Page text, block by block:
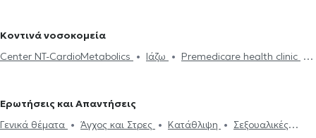
Κοντινά νοσοκομεία
Center NT-CardioMetabolics
Ιάζω
Premedicare health clinic
Ερωτήσεις και Απαντήσεις
Γενικά θέματα
Άγχος και Στρες Κατάθλιψη
Σεξουαλικές